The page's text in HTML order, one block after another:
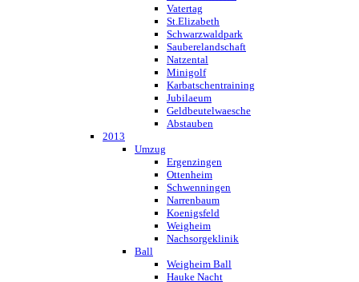
Vatertag
St.Elizabeth
Schwarzwaldpark
Sauberelandschaft
Natzental
Minigolf
Karbatschentraining
Jubilaeum
Geldbeutelwaesche
Abstauben
2013
Umzug
Ergenzingen
Ottenheim
Schwenningen
Narrenbaum
Koenigsfeld
Weigheim
Nachsorgeklinik
Ball
Weigheim Ball
Hauke Nacht